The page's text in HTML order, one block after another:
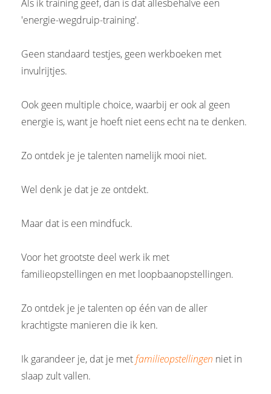
Als ik training geef, dan is dat allesbehalve een
'energie-wegdruip-training'.
Geen standaard testjes, geen werkboeken met
invulrijtjes.
Ook geen multiple choice, waarbij er ook al geen
energie is, want je hoeft niet eens echt na te denken.
Zo ontdek je je talenten namelijk mooi niet.
Wel denk je dat je ze ontdekt.
Maar dat is een mindfuck.
Voor het grootste deel werk ik met
familieopstellingen en met loopbaanopstellingen.
Zo ontdek je je talenten op één van de aller
krachtigste manieren die ik ken.
Ik garandeer je, dat je met familieopstellingen niet in
slaap zult vallen.